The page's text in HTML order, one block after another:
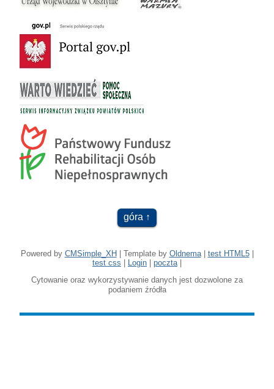
góra
Powered by CMSimple_XH | Template by Oldnema| test HTML5|
test css
Login poczta|
Cytowanie oraz wykorzystywanie danych jest dozwolone za
podaniem źródła